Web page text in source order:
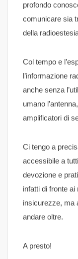
profondo
comunicare sia
della
Col tempo e
l’informazione
anche senza
umano
amplificatori di
Ci tengo a
accessibile a
devozione e
infatti di fronte
insicurezze, ma
andare oltre.
A presto!